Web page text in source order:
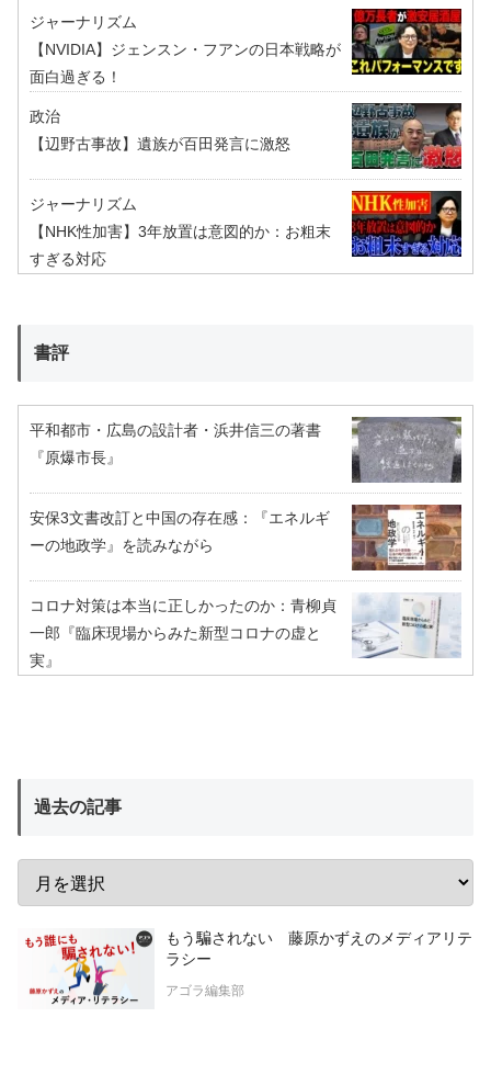
ジャーナリズム
【NVIDIA】ジェンスン・フアンの日本戦略が
面白過ぎる！
政治
【辺野古事故】遺族が百田発言に激怒
ジャーナリズム
【NHK性加害】3年放置は意図的か：お粗末
すぎる対応
書評
平和都市・広島の設計者・浜井信三の著書
『原爆市長』
安保3文書改訂と中国の存在感：『エネルギ
ーの地政学』を読みながら
コロナ対策は本当に正しかったのか：青柳貞
一郎『臨床現場からみた新型コロナの虚と
実』
過去の記事
もう騙されない 藤原かずえのメディアリテ
ラシー
アゴラ編集部